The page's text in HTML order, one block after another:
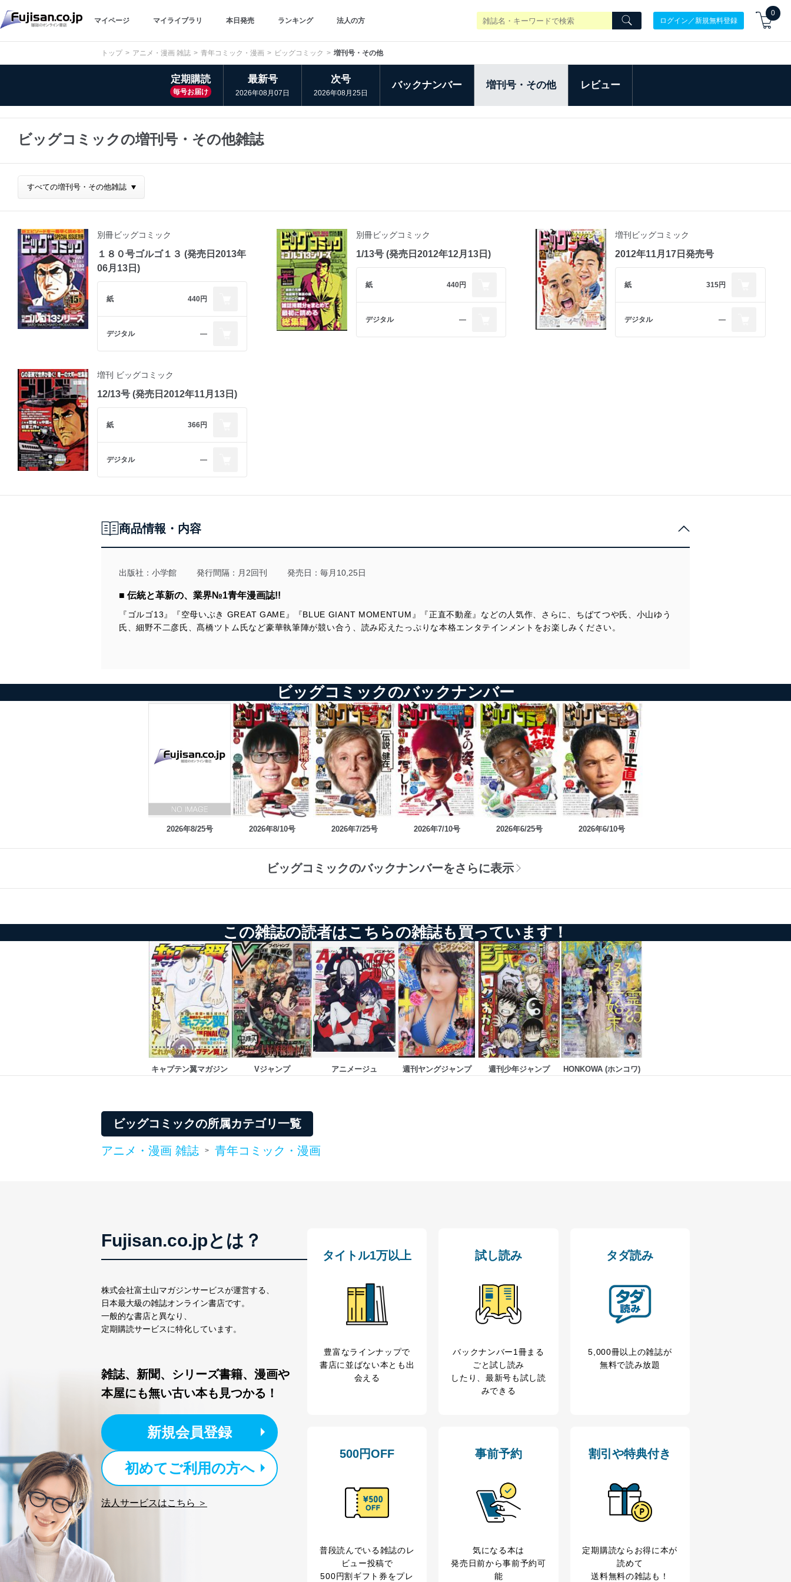
マイページ マイライブラリ 本日発売 ランキング 法人の方 ログイン／新規無料登録
0
トップ アニメ・漫画 雑誌 青年コミック・漫画 ビッグコミック 増刊号・その他
定期購読
毎号お届け
最新号
2026年08月07日
次号
2026年08月25日
バックナンバー 増刊号・その他 レビュー
ビッグコミックの増刊号・その他雑誌
別冊ビッグコミック
１８０号ゴルゴ１３ (発売日2013年
06月13日)
紙 440円
デジタル ―
別冊ビッグコミック
1/13号 (発売日2012年12月13日)
紙 440円
デジタル ―
増刊ビッグコミック
2012年11月17日発売号
紙 315円
デジタル ―
増刊 ビッグコミック
12/13号 (発売日2012年11月13日)
紙 366円
デジタル ―
商品情報・内容
出版社： 小学館 発行間隔：月2回刊 発売日：毎月10,25日
■ 伝統と革新の、業界№1青年漫画誌!!
『ゴルゴ13』『空母いぶき GREAT GAME』『BLUE GIANT MOMENTUM』『正直不動産』などの人気作、さらに、ちばてつや氏、小山ゆう
氏、細野不二彦氏、髙橋ツトム氏など豪華執筆陣が競い合う、読み応えたっぷりな本格エンタテインメントをお楽しみください。
ビッグコミックのバックナンバー
2026年8/25号 2026年8/10号 2026年7/25号 2026年7/10号 2026年6/25号 2026年6/10号
ビッグコミックのバックナンバーをさらに表示
この雑誌の読者はこちらの雑誌も買っています！
キャプテン翼マガジン Vジャンプ アニメージュ 週刊ヤングジャンプ 週刊少年ジャンプ HONKOWA (ホンコワ)
ビッグコミックの所属カテゴリ一覧
アニメ・漫画 雑誌 > 青年コミック・漫画
Fujisan.co.jpとは？
株式会社富士山マガジンサービスが運営する、
日本最大級の雑誌オンライン書店です。
一般的な書店と異なり、
定期購読サービスに特化しています。
雑誌、新聞、シリーズ書籍、漫画や
本屋にも無い古い本も見つかる！
新規会員登録
初めてご利用の方へ
法人サービスはこちら ＞
タイトル1万以上
豊富なラインナップで
書店に並ばない本とも出
会える
試し読み
バックナンバー1冊まる
ごと試し読み
したり、最新号も試し読
みできる
タダ読み
5,000冊以上の雑誌が
無料で読み放題
500円OFF
普段読んでいる雑誌のレ
ビュー投稿で
500円割ギフト券をプレ
事前予約
気になる本は
発売日前から事前予約可
能
割引や特典付き
定期購読なら お得に本が
読めて
送料無料の雑誌も！